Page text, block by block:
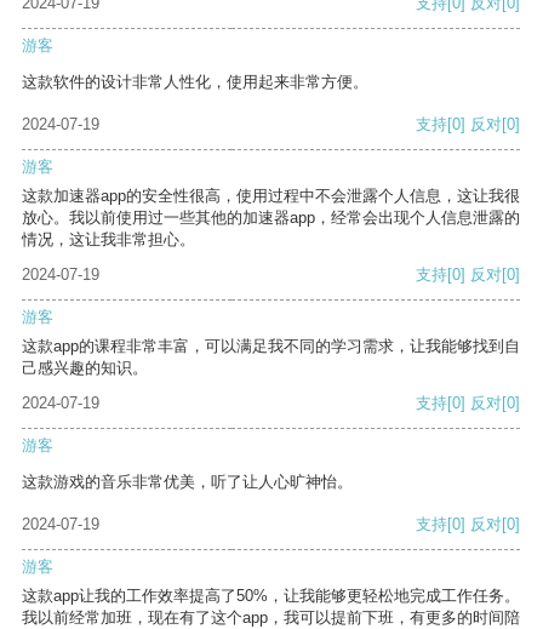
游客
这款软件的设计非常人性化，使用起来非常方便。
2024-07-19 支持[0] 反对[0]
游客
这款加速器app的安全性很高，使用过程中不会泄露个人信息，这让我很
放心。我以前使用过一些其他的加速器app，经常会出现个人信息泄露的
情况，这让我非常担心。
2024-07-19
支持[0] 反对[0]
游客
这款app的课程非常丰富，可以满足我不同的学习需求，让我能够找到自
己感兴趣的知识。
2024-07-19
支持[0] 反对[0]
游客
这款游戏的音乐非常优美，听了让人心旷神怡。
2024-07-19 支持[0] 反对[0]
游客
这款app让我的工作效率提高了50%，让我能够更轻松地完成工作任务。
我以前经常加班，现在有了这个app，我可以提前下班，有更多的时间陪